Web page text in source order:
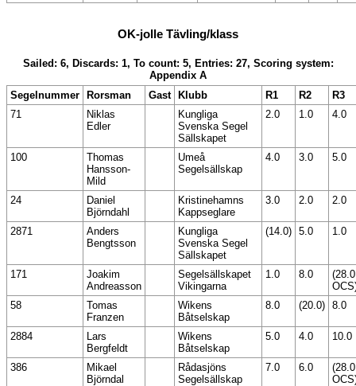
OK-jolle Tävling/klass
Sailed: 6, Discards: 1, To count: 5, Entries: 27, Scoring system:
Appendix A
Segelnummer
Rorsman Gast Klubb R1 R2
R3
71
Niklas
Edler
Kungliga
Svenska Segel
Sällskapet
2.0 1.0 4.0
100
Thomas
Hansson-
Mild
Umeå
Segelsällskap
4.0 3.0 5.0
24
Daniel
Björndahl
Kristinehamns
Kappseglare
3.0 2.0 2.0
2871
Anders
Bengtsson
Kungliga
Svenska Segel
Sällskapet
(14.0) 5.0 1.0
171
Joakim
Andreasson
Segelsällskapet
Vikingarna
1.0 8.0
(28.0
58
Tomas
Franzen
Wikens
Båtselskap
8.0 (20.0) 8.0
2884
Lars
Bergfeldt
Wikens
Båtselskap
5.0 4.0 10.0
386
Mikael
Björndal
Rådasjöns
Segelsällskap
7.0 6.0
(28.0